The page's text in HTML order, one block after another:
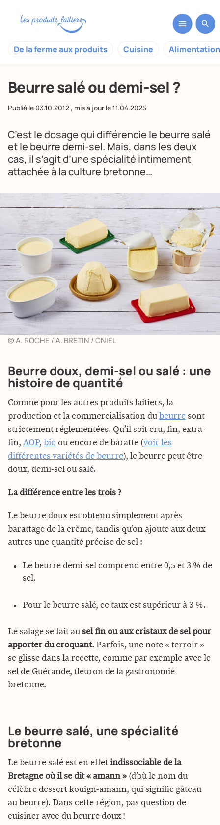
De la ferme aux produits Cuisine
Beurre salé ou demi-sel ?
Publié le 03.10.2012, mis à jour le11.04.2025
C’est le dosage qui différencie le beurre salé
et le beurre demi-sel. Mais, dans les deux
cas, il s’agit d’une spécialité intimement
attachée à la culture bretonne…
© A. ROCHE / A. BRETIN / CNIEL
Beurre doux, demi-sel ou salé : une
histoire de quantité
Comme pour les autres produits laitiers, la
production et la commercialisation du beurre sont
strictement réglementées. Qu’il soit cru, fin, extra-
fin, AOP, bio ou encore de baratte (voir les
différentes variétés de beurre), le beurre peut être
doux, demi-sel ou salé.
La différence entre les trois ?
Le beurre doux est obtenu simplement après
barattage de la crème, tandis qu’on ajoute aux deux
autres une quantité précise de sel :
Le beurre demi-sel comprend entre 0,5 et 3 % de
sel.
Pour le beurre salé, ce taux est supérieur à 3 %.
Le salage se fait au sel fin ou aux cristaux de sel pour
apporter du croquant. Parfois, une note « terroir »
se glisse dans la recette, comme par exemple avec le
sel de Guérande, fleuron de la gastronomie
bretonne.
Le beurre salé, une spécialité
bretonne
Le beurre salé est en effet indissociable de la
Bretagne où il se dit « amann » (d’où le nom du
célèbre dessert kouign-amann, qui signifie gâteau
au beurre). Dans cette région, pas question de
cuisiner avec du beurre doux !